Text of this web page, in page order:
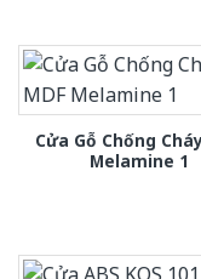
Cửa Gỗ Chống
Melamine 1